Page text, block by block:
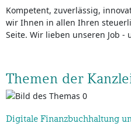
Kompetent, zuverlässig,
wir Ihnen in allen Ihren
Seite. Wir lieben unseren Job -
Themen der
Digitale Finanzbuchhaltung